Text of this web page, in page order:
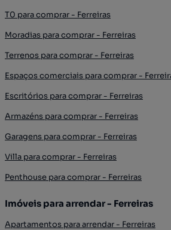
T0 para comprar - Ferreiras
Moradias para comprar - Ferreiras
Terrenos para comprar - Ferreiras
Espaços comerciais para comprar -
Escritórios para comprar - Ferreiras
Armazéns para comprar - Ferreiras
Garagens para comprar - Ferreiras
Villa para comprar - Ferreiras
Penthouse para comprar - Ferreiras
Imóveis para arrendar - Ferreiras
Apartamentos para arrendar - Ferreiras